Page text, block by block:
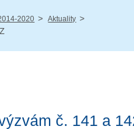
2020 / Aktuality /
č. 141 a